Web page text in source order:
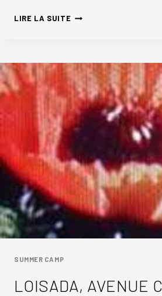
LIRE LA SUITELOUKOUMAKI
SUMMER CAMP
LOISADA, AVENUE C